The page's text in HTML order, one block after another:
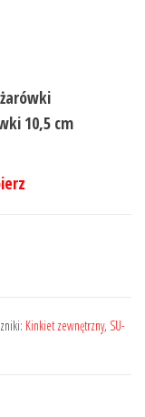
10,5 cm
Kinkiet zewnętrzny, SU-